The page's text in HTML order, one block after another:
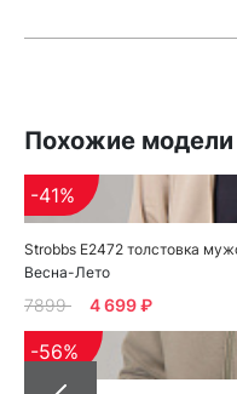
Похожие модели
Strobbs E2472 толстовка
Весна-Лето
-41%
7899 4 699 ₽
-56%